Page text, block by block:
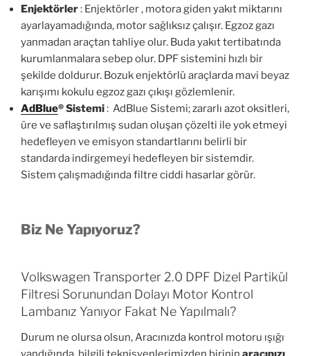
Enjektörler: Enjektörler , motora giden yakıt miktarını
ayarlayamadığında, motor sağlıksız çalışır. Egzoz gazı
yanmadan araçtan tahliye olur. Buda yakıt tertibatında
kurumlanmalara sebep olur. DPF sistemini hızlı bir
şekilde doldurur. Bozuk enjektörlü araçlarda mavi beyaz
karışımı kokulu egzoz gazı çıkışı gözlemlenir.
AdBlue®Sistemi: AdBlue Sistemi; zararlı azot oksitleri,
üre ve saflaştırılmış sudan oluşan çözelti ile yok etmeyi
hedefleyen ve emisyon standartlarını belirli bir
standarda indirgemeyi hedefleyen bir sistemdir.
Sistem çalışmadığında filtre ciddi hasarlar görür.
Biz Ne Yapıyoruz?
Volkswagen Transporter 2.0 DPF Dizel Partikül
Filtresi Sorunundan Dolayı Motor Kontrol
Lambanız Yanıyor Fakat Ne Yapılmalı?
Durum ne olursa olsun, Aracınızda kontrol motoru ışığı